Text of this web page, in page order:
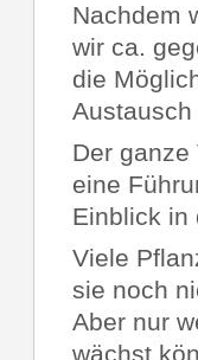
Nachdem
wir ca.
die
Der
eine
Einblick in
Viele
sie noch
Aber nur
wächst